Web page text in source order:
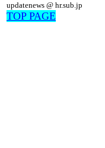
updatenews @ hr.sub.jp
TOP PAGE